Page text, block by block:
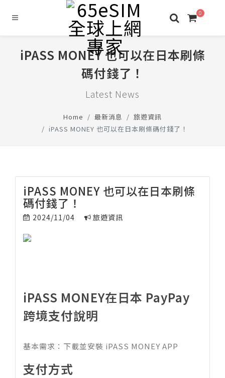
0
iPASS MONEY 也可以在日本刷條
碼付錢了！
Latest News
Home 最新消息
旅遊資訊
iPASS MONEY 也可以在日本刷條碼付錢了！
iPASS MONEY 也可以在日本刷條
碼付錢了！
2024/11/04 旅遊資訊
iPASS MONEY在日本 PayPay
跨境支付說明
基本需求：下載並安裝 iPASS MONEY APP
支付方式